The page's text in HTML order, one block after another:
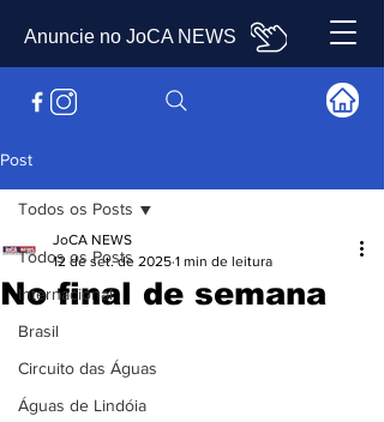
Anuncie no JoCA NEWS
Post
Todos os Posts
Internacional
Brasil
Circuito das Águas
Águas de Lindóia
Todos os Posts
No final de semana
JoCA NEWS
12 de set. de 2025 1 min de leitura